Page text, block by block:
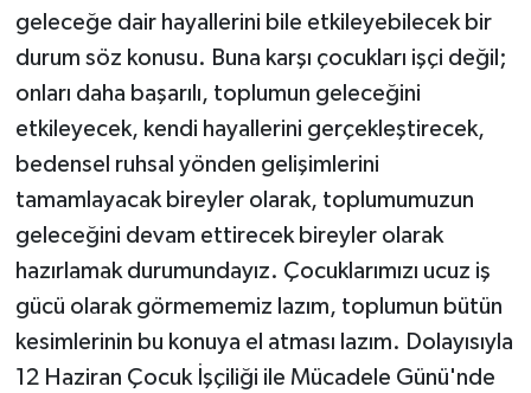
geleceğe dair hayallerini bile etkileyebilecek bir
durum söz konusu. Buna karşı çocukları işçi değil;
onları daha başarılı, toplumun geleceğini
etkileyecek, kendi hayallerini gerçekleştirecek,
bedensel ruhsal yönden gelişimlerini
tamamlayacak bireyler olarak, toplumumuzun
geleceğini devam ettirecek bireyler olarak
hazırlamak durumundayız. Çocuklarımızı ucuz iş
gücü olarak görmememiz lazım, toplumun bütün
kesimlerinin bu konuya el atması lazım. Dolayısıyla
12 Haziran Çocuk İşçiliği ile Mücadele Günü'nde